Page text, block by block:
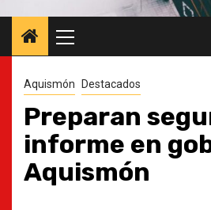
principal
Aquismón Destacados
Preparan
informe en
Aquismón